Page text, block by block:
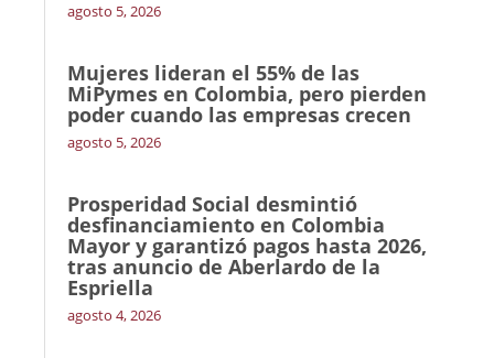
agosto 5, 2026
Mujeres lideran el 55% de las
MiPymes en Colombia, pero pierden
poder cuando las empresas crecen
agosto 5, 2026
Prosperidad Social desmintió
desfinanciamiento en Colombia
Mayor y garantizó pagos hasta 2026,
tras anuncio de Aberlardo de la
Espriella
agosto 4, 2026